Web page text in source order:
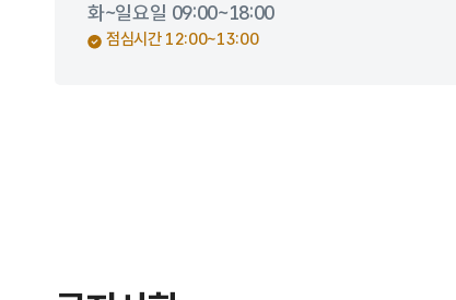
화~일요일 09:00~18:00
점심시간 12:00~13:00